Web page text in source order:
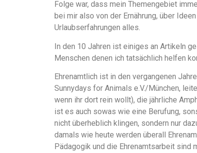
Folge war, dass mein Themengebiet
bei mir also von der Ernährung, über
Urlaubserfahrungen alles.
In den 10 Jahren ist einiges an Artikeln
Menschen denen ich tatsächlich helfen
Ehrenamtlich ist in den vergangenen
Sunnydays for Animals e.V./München,
wenn ihr dort rein wollt), die jährliche
ist es auch sowas wie eine Berufung,
nicht überheblich klingen, sondern nur
damals wie heute werden überall
Pädagogik und die Ehrenamtsarbeit sind